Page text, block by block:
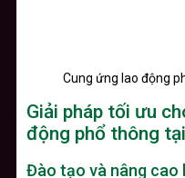
Cung ứng lao động
Giải pháp tối ưu
động phổ thông
Đào tạo và nâng cao